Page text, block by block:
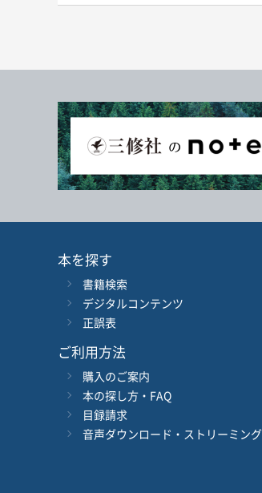
本を探す
書籍検索
デジタルコンテンツ
正誤表
ご利用方法
購入のご案内
本の探し方・FAQ
目録請求
音声ダウンロード・ストリーミング